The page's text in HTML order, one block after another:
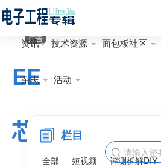
资讯 技术资源 面包板社区
杂志 活动

EE
芯
广告
栏目
全部 短视频
评测拆解DIY